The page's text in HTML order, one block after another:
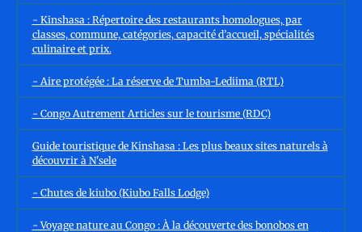
- Kinshasa : Répertoire des restaurants homologues, par
classes, commune, catégories, capacité d’accueil, spécialités
culinaire et prix.
- Aire protégée : La réserve de Tumba-Lediima (RTL)
- Congo Autrement Articles sur le tourisme (RDC)
Guide touristique de Kinshasa : Les plus beaux sites naturels à
découvrir à N'sele
- Chutes de kiubo (Kiubo Falls Lodge)
- Voyage nature au Congo : À la découverte des bonobos en